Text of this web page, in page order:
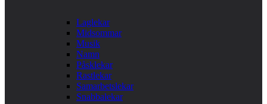
Laglekar
Midsommar
Musik
Namn
Påsklekar
Rastlekar
Samarbetslekar
Snabbalekar